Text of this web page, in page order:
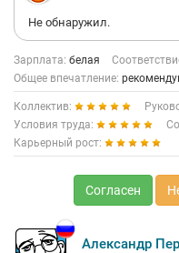
Не обнаружил.
Зарплата: белая
Общее впечатление:
Коллектив:
Условия труда:
Карьерный рост:
Согласен
Александр